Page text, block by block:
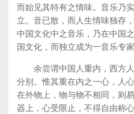
而始见其特有之情味。音乐乃
立。音已散，而人生情味独存
中国文化中之音乐，乃在中国
国文化，而独立成为一音乐专
余尝谓中国人重内，西方人
分别。惟其重在内之一心，人
在外物上，物与物不相同，则
器上，心受限止，不得自由称